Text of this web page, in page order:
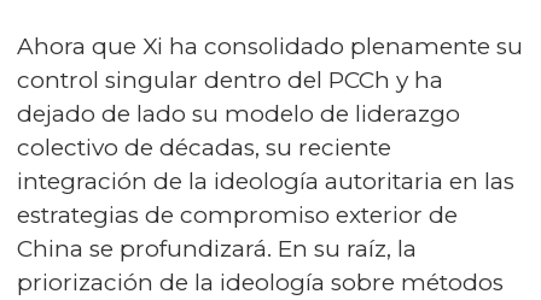
Ahora que Xi ha consolidado plenamente su
control singular dentro del PCCh y ha
dejado de lado su modelo de liderazgo
colectivo de décadas, su reciente
integración de la ideología autoritaria en las
estrategias de compromiso exterior de
China se profundizará. En su raíz, la
priorización de la ideología sobre métodos